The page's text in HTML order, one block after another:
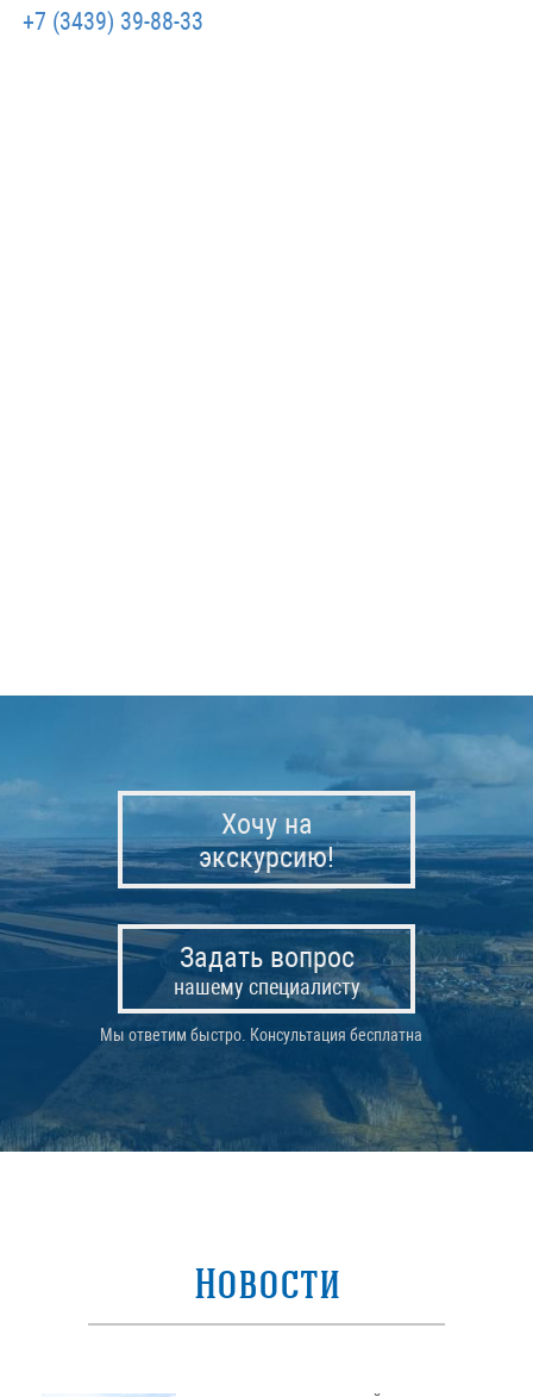
+7 (3439) 39-88-33
Хочу на
экскурсию!
Задать вопрос
нашему специалисту
Мы ответим быстро. Консультация бесплатна
Новости